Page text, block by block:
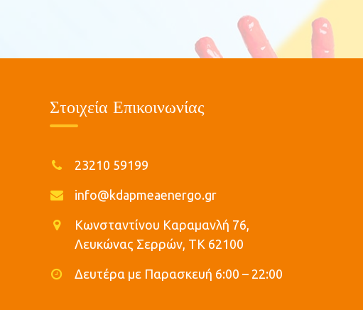
Στοιχεία Επικοινωνίας
23210 59199
info@kdapmeaenergo.gr
Κωνσταντίνου Καραμανλή 76,
Λευκώνας Σερρών, ΤΚ 62100
Δευτέρα με Παρασκευή 6:00 – 22:00